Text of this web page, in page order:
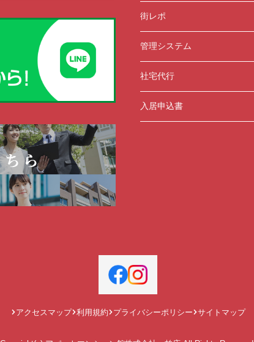
街レポ
管理システム
社宅代行
入居申込書
アクセスマップ 利用規約 プライバシーポリシー サイトマップ